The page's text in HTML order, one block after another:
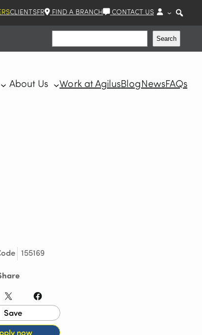
CLIENTSFR FIND A BRANCH CONTACT US
Search
About Us Work at AgilusBlog NewsFAQs
155169
X Facebook